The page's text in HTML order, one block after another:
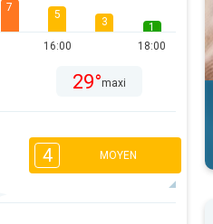
7
5
16:00
3
1
18:00
29°maxi
4 MOYEN